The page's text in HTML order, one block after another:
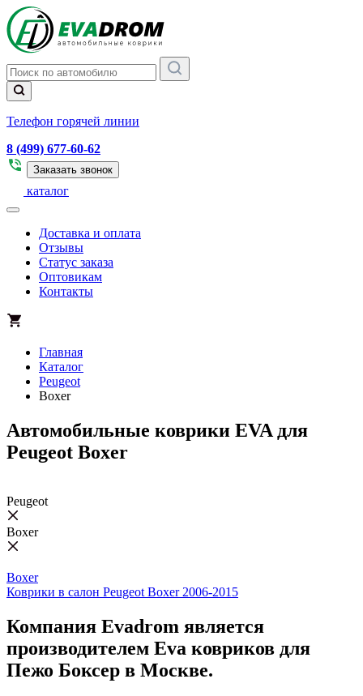
Телефон горячей линии
8 (499) 677-60-62
Заказать звонок
каталог
Доставка и оплата
Отзывы
Статус заказа
Оптовикам
Контакты
Главная
Каталог
Peugeot
Boxer
Автомобильные коврики EVA для
Peugeot Boxer
Peugeot
Boxer
Boxer
Коврики в салон Peugeot Boxer 2006-2015
Компания Evadrom является
производителем Eva ковриков для
Пежо Боксер в Москве.